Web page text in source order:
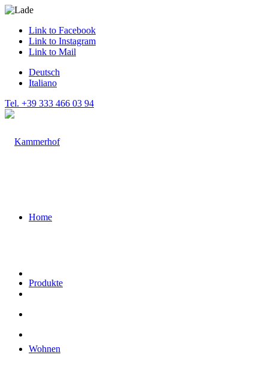
Link to Facebook
Link to Instagram
Link to Mail
Deutsch
Italiano
Tel. +39 333 466 03 94
Home
Produkte
Wohnen